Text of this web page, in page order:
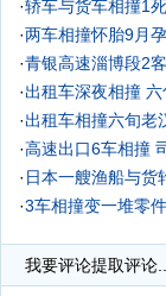
·轿车与货车相撞1
·两车相撞怀胎9月
·青银高速淄博段2
·出租车深夜相撞
·出租车相撞六旬老
·高速出口6车相撞
· 日本一艘渔船与货
·3车相撞变一堆零
我要评论提取评论...